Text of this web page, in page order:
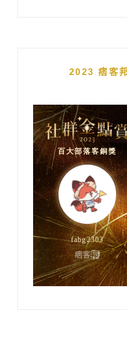
2023 痞客